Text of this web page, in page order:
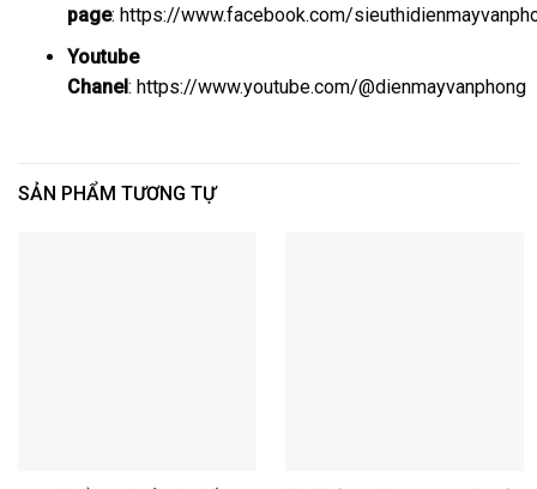
page: https://www.facebook.com/
Youtube
Chanel: https://www.youtube.com/@dienmayvanphong
SẢN PHẨM TƯƠNG TỰ